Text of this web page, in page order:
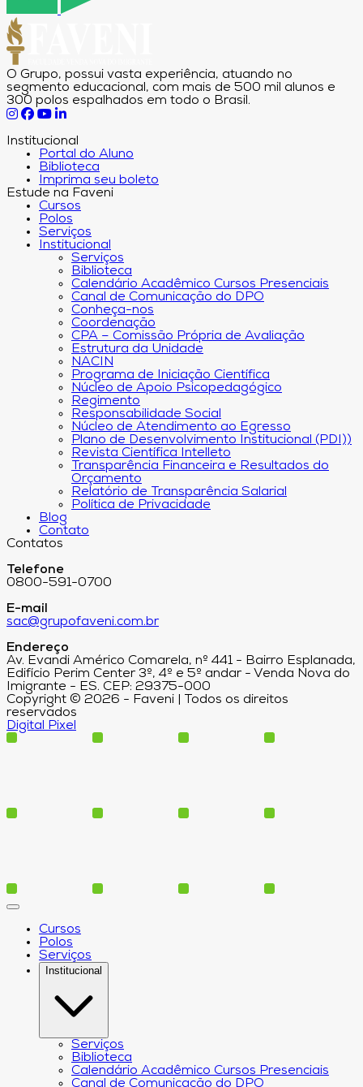
O Grupo, possui vasta experiência, atuando no
segmento educacional, com mais de 500 mil alunos e
300 polos espalhados em todo o Brasil.
Institucional
Portal do Aluno
Biblioteca
Imprima seu boleto
Estude na Faveni
Cursos
Polos
Serviços
Institucional
Serviços
Biblioteca
Calendário Acadêmico Cursos Presenciais
Canal de Comunicação do DPO
Conheça-nos
Coordenação
CPA – Comissão Própria de Avaliação
Estrutura da Unidade
NACIN
Programa de Iniciação Científica
Núcleo de Apoio Psicopedagógico
Regimento
Responsabilidade Social
Núcleo de Atendimento ao Egresso
Plano de Desenvolvimento Institucional (PDI))
Revista Científica Intelleto
Transparência Financeira e Resultados do
Orçamento
Relatório de Transparência Salarial
Política de Privacidade
Blog
Contato
Contatos
Telefone
0800-591-0700
E-mail
sac@grupofaveni.com.br
Endereço
Av. Evandi Américo Comarela, nº 441 - Bairro Esplanada,
Edifício Perim Center 3º, 4º e 5º andar - Venda Nova do
Imigrante - ES. CEP: 29375-000
Copyright © 2026 - Faveni | Todos os direitos
reservados
Digital Pixel
Cursos
Polos
Serviços
Institucional
Serviços
Biblioteca
Calendário Acadêmico Cursos Presenciais
Canal de Comunicação do DPO